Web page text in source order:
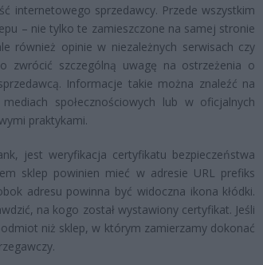
internetowego sprzedawcy. Przede wszystkim
– nie tylko te zamieszczone na samej stronie
również opinie w niezależnych serwisach czy
zwrócić szczególną uwagę na ostrzeżenia o
Informacje takie można znaleźć na
społecznościowych lub w oficjalnych
praktykami.
jest weryfikacja certyfikatu bezpieczeństwa
sklep powinien mieć w adresie URL prefiks
adresu powinna być widoczna ikona kłódki.
na kogo został wystawiony certyfikat. Jeśli
niż sklep, w którym zamierzamy dokonać